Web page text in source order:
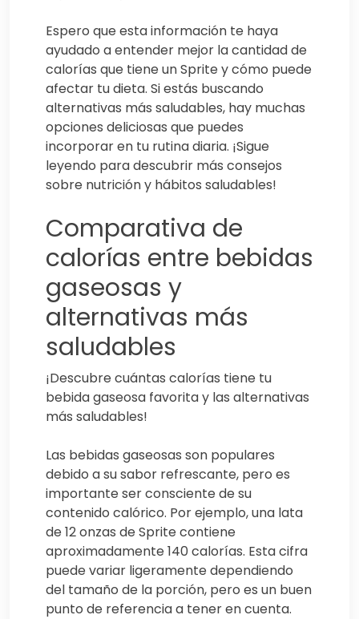
Espero que esta información te haya
ayudado a entender mejor la cantidad de
calorías que tiene un Sprite y cómo puede
afectar tu dieta. Si estás buscando
alternativas más saludables, hay muchas
opciones deliciosas que puedes
incorporar en tu rutina diaria. ¡Sigue
leyendo para descubrir más consejos
sobre nutrición y hábitos saludables!
Comparativa de
calorías entre bebidas
gaseosas y
alternativas más
saludables
¡Descubre cuántas calorías tiene tu
bebida gaseosa favorita y las alternativas
más saludables!
Las bebidas gaseosas son populares
debido a su sabor refrescante, pero es
importante ser consciente de su
contenido calórico. Por ejemplo, una lata
de 12 onzas de Sprite contiene
aproximadamente 140 calorías. Esta cifra
puede variar ligeramente dependiendo
del tamaño de la porción, pero es un buen
punto de referencia a tener en cuenta.